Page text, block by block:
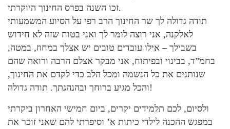
זכו השנה בפרס החינוך היוקרתי.
תודה גדולה לך שר החינוך הרב רפי על הסיוע המשמעותי
לאלקנה, אני רוצה לומר לך ואני בטוח שזה לא חידוש
בשבילך – אילו עובדים טובים יש אצלך במחוז, במטה,
בחמ”ד, בבינוי ובפיתוח, אני מבקר אצלם הרבה ורואה שהם
שנותנים את כל הנשמה ומכל הלב כדי לקדם את החינוך,
והכל מגיע ברוחך ובהנהגתך. תודה גדולה!
ולסיום, לכם תלמידים יקרים, ביום חמישי האחרון ביקרתי
במפגש ההכנה לילדי כיתות א’ וסיפרתי להם שאני זוכר את